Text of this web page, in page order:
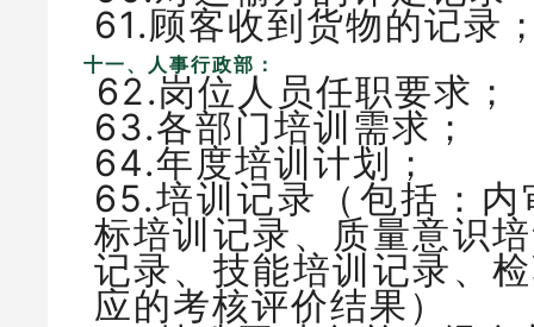
61.顾客收到货物的记
十一、人事行政部：
62.岗位人员任职要求
63.各部门培训需求；
64.年度培训计划；
65.培训记录（包括：
标培训记录、质量意识
记录、技能培训记录、
应的考核评价结果）